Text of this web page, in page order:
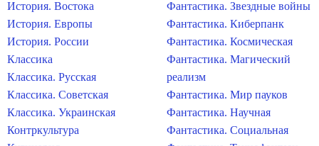
История. Востока
История. Европы
История. России
Классика
Классика. Русская
Классика. Советская
Классика. Украинская
Контркультура
Фантастика. Звездные войны
Фантастика. Киберпанк
Фантастика. Космическая
Фантастика. Магический
реализм
Фантастика. Мир пауков
Фантастика. Научная
Фантастика. Социальная